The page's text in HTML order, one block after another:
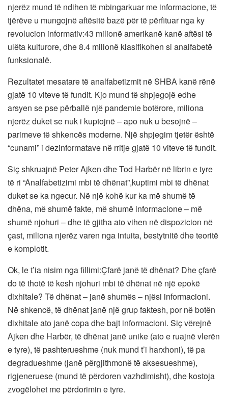
njerëz mund të ndihen të mbingarkuar me informacione, të
tjërëve u mungojnë aftësitë bazë për të përfituar nga ky
revolucion informativ:43 milionë amerikanë kanë aftësi të
ulëta kulturore, dhe 8.4 milionë klasifikohen si analfabetë
funksionalë.
Rezultatet mesatare të analfabetizmit në SHBA kanë rënë
gjatë 10 viteve të fundit. Kjo mund të shpjegojë edhe
arsyen se pse përballë një pandemie botërore, miliona
njerëz duket se nuk i kuptojnë – apo nuk u besojnë –
parimeve të shkencës moderne. Një shpjegim tjetër është
“cunami” i dezinformatave në rritje gjatë 10 viteve të fundit.
Siç shkruajnë Peter Ajken dhe Tod Harbër në librin e tyre
të ri “Analfabetizimi mbi të dhënat”,kuptimi mbi të dhënat
duket se ka ngecur. Në një kohë kur ka më shumë të
dhëna, më shumë fakte, më shumë informacione – më
shumë njohuri – dhe të gjitha ato vihen në dispozicion në
çast, miliona njerëz varen nga intuita, bestytnitë dhe teoritë
e komplotit.
Ok, le t’ia nisim nga fillimi:Çfarë janë të dhënat? Dhe çfarë
do të thotë të kesh njohuri mbi të dhënat në një epokë
dixhitale? Të dhënat – janë shumës – njësi informacioni.
Në shkencë, të dhënat janë një grup faktesh, por në botën
dixhitale ato janë copa dhe bajt informacioni. Siç vërejnë
Ajken dhe Harbër, të dhënat janë unike (ato e ruajnë vlerën
e tyre), të pashterueshme (nuk mund t’i harxhoni), të pa
degradueshme (janë përgjithmonë të aksesueshme),
rigjeneruese (mund të përdoren vazhdimisht), dhe kostoja
zvogëlohet me përdorimin e tyre.